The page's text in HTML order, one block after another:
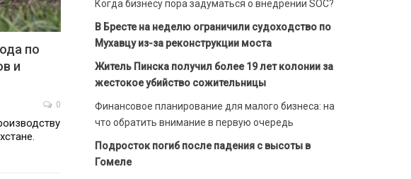
по
и
0
Когда бизнесу пора задуматься о внедрении SOC?
В Бресте на неделю ограничили судоходство по
Мухавцу из-за реконструкции моста
Житель Пинска получил более 19 лет колонии за
жестокое убийство сожительницы
Финансовое планирование для малого бизнеса: на
что обратить внимание в первую очередь
Подросток погиб после падения с высоты в
Гомеле